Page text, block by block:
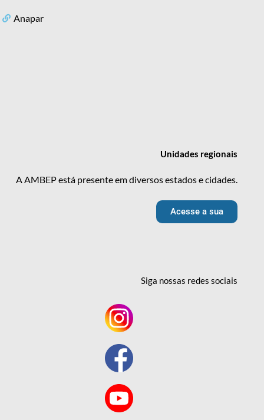
Anapar
Unidades regionais
A AMBEP está presente em diversos estados e cidades.
Acesse a sua
Siga nossas redessociais